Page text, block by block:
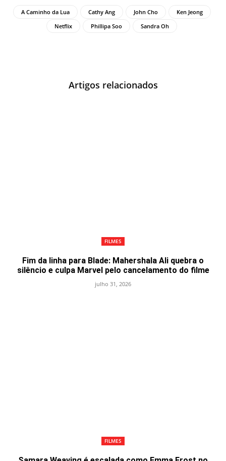
A Caminho da Lua Cathy Ang John Cho
Ken Jeong
Netflix
Phillipa Soo Sandra Oh
Artigos relacionados
FILMES
Fim da linha para Blade: Mahershala Ali quebra o
silêncio e culpa Marvel pelo cancelamento do filme
julho 31, 2026
FILMES